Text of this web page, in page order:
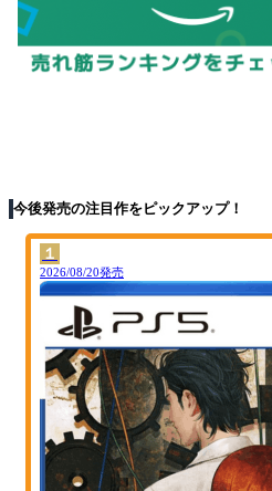
今後発売の注目作をピックアップ！
１
2026/08/20発売